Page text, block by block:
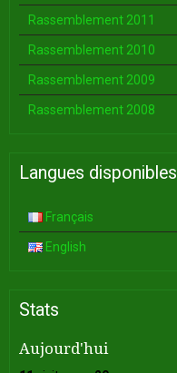
Rassemblement 2011
Rassemblement 2010
Rassemblement 2009
Rassemblement 2008
Langues disponibles
Français
English
Stats
Aujourd'hui